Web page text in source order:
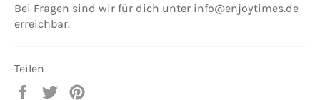
Bei Fragen sind wir für dich unter info@enjoytimes.de
erreichbar.
Teilen
Auf
Auf